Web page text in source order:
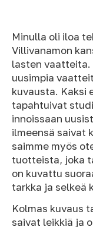
Minulla oli iloa
Villivanamon
lasten vaatteita.
uusimpia
kuvausta. Kaksi
tapahtuivat
innoissaan
ilmeensä saivat
saimme myös
tuotteista, joka
on kuvattu
tarkka ja selkeä
Kolmas kuvaus
saivat leikkiä ja